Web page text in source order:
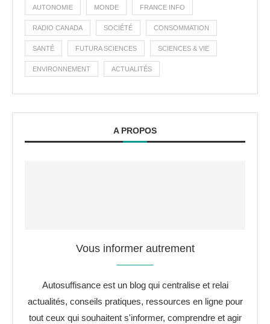
AUTONOMIE MONDE FRANCE INFO
RADIO CANADA SOCIÉTÉ CONSOMMATION
SANTÉ FUTURA SCIENCES SCIENCES & VIE
ENVIRONNEMENT ACTUALITÉS
A PROPOS
Vous informer autrement
Autosuffisance est un blog qui centralise et relai
actualités, conseils pratiques, ressources en ligne pour
tout ceux qui souhaitent s'informer, comprendre et agir